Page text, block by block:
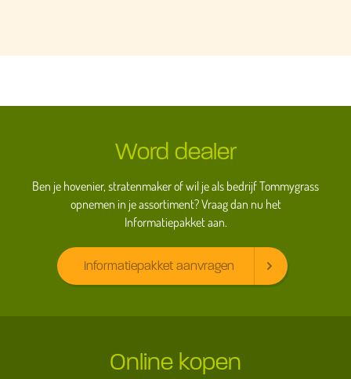
Word dealer
Ben je hovenier, stratenmaker of wil je als bedrijf Tommygrass
opnemen in je assortiment? Vraag dan nu het
Informatiepakket aan.
Informatiepakket aanvragen
Online kopen